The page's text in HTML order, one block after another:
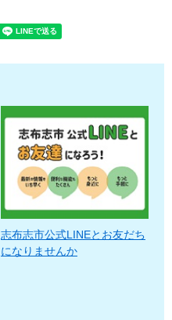
志布志市公式LINEとお友だち
になりませんか